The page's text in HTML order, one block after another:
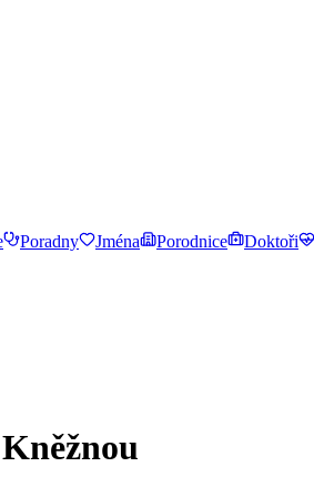
Poradny Jména Porodnice Doktoři